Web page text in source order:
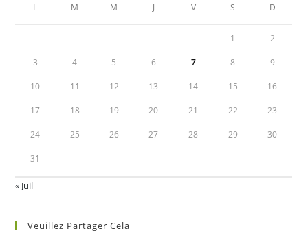
L M M J V S D
1 2
3 4 5 6 7 8 9
10 11 12 13 14 15 16
17 18 19 20 21 22 23
24 25 26 27 28 29 30
31
« Juil
Veuillez Partager Cela